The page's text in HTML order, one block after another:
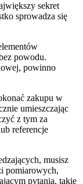
sekret
sprowadza się
powodu.
powinno
zakupu w
umieszczając
z tym za
referencje
musisz
pomiarowych,
pytania, takie